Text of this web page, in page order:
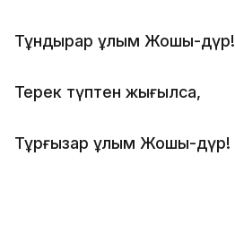
Тұндырар ұлым Жошы-дүр!
Терек түптен жығылса,
Тұрғызар ұлым Жошы-дүр!